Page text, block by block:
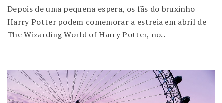
Depois de uma pequena espera, os fãs do bruxinho
Harry Potter podem comemorar a estreia em abril de
The Wizarding World of Harry Potter, no..